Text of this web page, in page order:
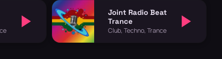
Joint Radio Beat
Trance
Club, Techno, Trance